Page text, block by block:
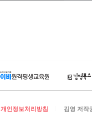
개인정보처리방침 김영 저작